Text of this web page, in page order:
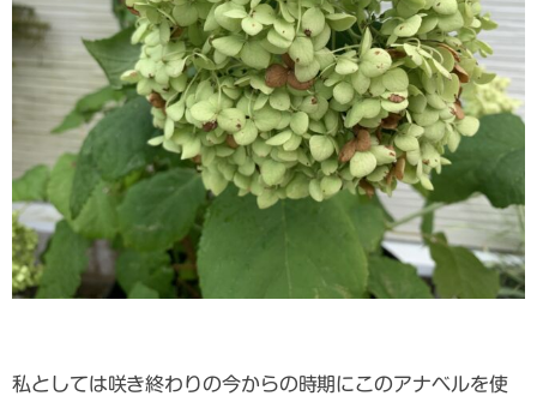
私としては咲き終わりの今からの時期にこのアナベルを使